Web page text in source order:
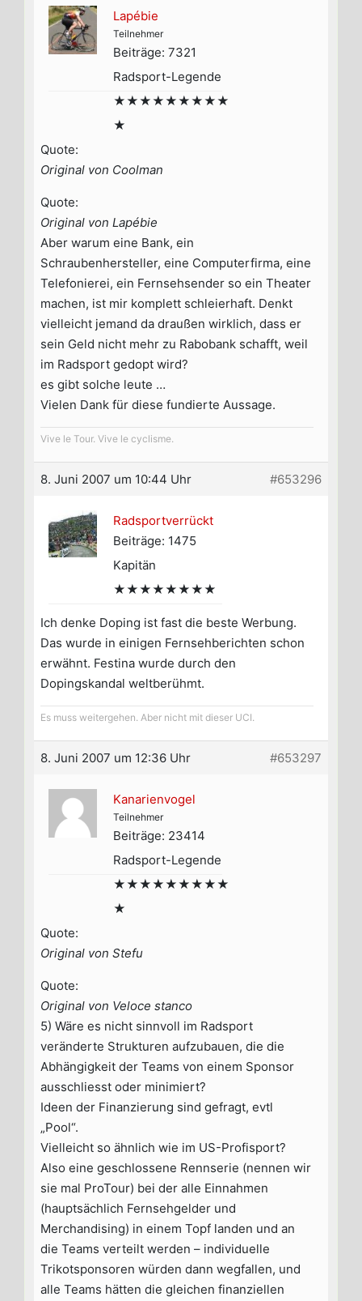
Lapébie
Teilnehmer
Beiträge: 7321
Radsport-Legende
★★★★★★★★★
★
Quote:
Original von Coolman
Quote:
Original von Lapébie
Aber warum eine Bank, ein
Schraubenhersteller, eine Computerfirma, eine
Telefonierei, ein Fernsehsender so ein Theater
machen, ist mir komplett schleierhaft. Denkt
vielleicht jemand da draußen wirklich, dass er
sein Geld nicht mehr zu Rabobank schafft, weil
im Radsport gedopt wird?
es gibt solche leute …
Vielen Dank für diese fundierte Aussage.
Vive le Tour. Vive le cyclisme.
8. Juni 2007 um 10:44 Uhr #653296
Radsportverrückt
Beiträge: 1475
Kapitän
★★★★★★★★
Ich denke Doping ist fast die beste Werbung.
Das wurde in einigen Fernsehberichten schon
erwähnt. Festina wurde durch den
Dopingskandal weltberühmt.
Es muss weitergehen. Aber nicht mit dieser UCI.
8. Juni 2007 um 12:36 Uhr #653297
Kanarienvogel
Teilnehmer
Beiträge: 23414
Radsport-Legende
★★★★★★★★★
★
Quote:
Original von Stefu
Quote:
Original von Veloce stanco
5) Wäre es nicht sinnvoll im Radsport
veränderte Strukturen aufzubauen, die die
Abhängigkeit der Teams von einem Sponsor
ausschliesst oder minimiert?
Ideen der Finanzierung sind gefragt, evtl
„Pool“.
Vielleicht so ähnlich wie im US-Profisport?
Also eine geschlossene Rennserie (nennen wir
sie mal ProTour) bei der alle Einnahmen
(hauptsächlich Fernsehgelder und
Merchandising) in einem Topf landen und an
die Teams verteilt werden – individuelle
Trikotsponsoren würden dann wegfallen, und
alle Teams hätten die gleichen finanziellen